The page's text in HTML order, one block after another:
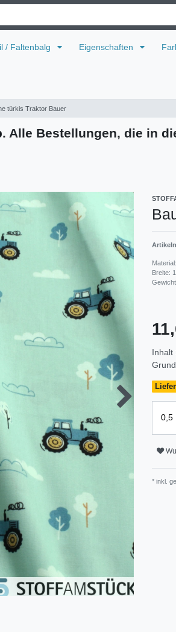
/ Faltenbalg Eigenschaften
türkis Traktor Bauer
Alle Bestellungen, die in
Breite:
Inhalt
* inkl.